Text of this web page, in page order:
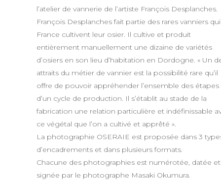
l’atelier de vannerie de l’artiste François Desplanches.
François Desplanches fait partie des rares vanniers
France cultivent leur osier. Il cultive et produit
entièrement manuellement une dizaine de variétés
d’osiers en son lieu d’habitation en Dordogne. « Un
attraits du métier de vannier est la possibilité rare qu’il
offre de pouvoir appréhender l’ensemble des étapes
d’un cycle de production. Il s’établit au stade de la
fabrication une relation particulière et indéfinissable
ce végétal que l’on a cultivé et apprêté ».
La photographie OSERAIE est proposée dans 3
d’encadrements et dans plusieurs formats.
Chacune des photographies est numérotée, datée et
signée par le photographe Masaki Okumura.